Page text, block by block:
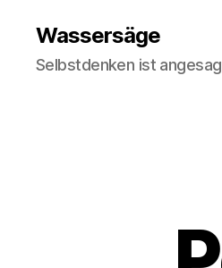
Wassersäge
Selbstdenken ist